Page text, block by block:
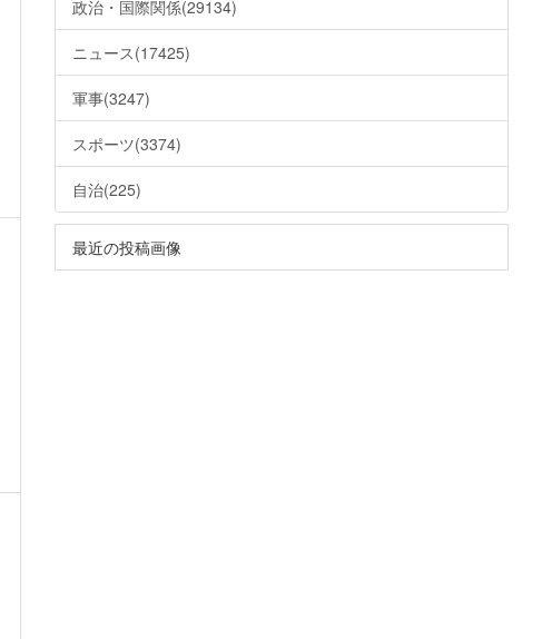
政治・国際関係(29134)
ニュース(17425)
軍事(3247)
スポーツ(3374)
自治(225)
最近の投稿画像